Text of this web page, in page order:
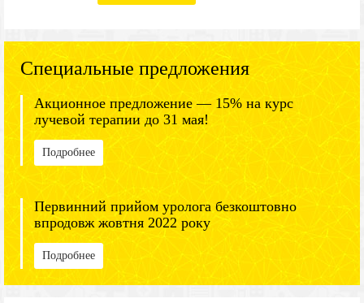
Специальные предложения
Акционное предложение — 15% на курс
лучевой терапии до 31 мая!
Подробнее
Первинний прийом уролога безкоштовно
впродовж жовтня 2022 року
Подробнее